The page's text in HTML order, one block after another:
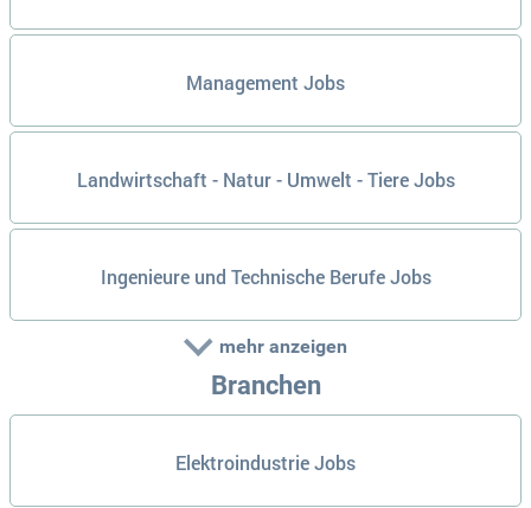
Management Jobs
Landwirtschaft - Natur - Umwelt - Tiere Jobs
Ingenieure und Technische Berufe Jobs
mehr anzeigen
Branchen
Elektroindustrie Jobs